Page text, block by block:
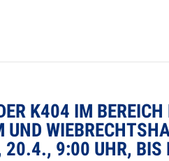
K404 IM
UND
20.4., 9:00 UHR,